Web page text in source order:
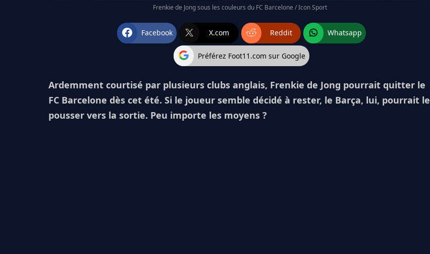
Frenkie de Jong sous les couleurs du FC Barcelone / Icon Sport
Facebook X.com Reddit Whatsapp
Préférez Foot11.com sur Google
Ardemment courtisé par plusieurs clubs anglais, Frenkie de Jong pourrait quitter le
FC Barcelone dès cet été. Si le joueur semble décidé à rester, le Barça, lui, pourrait le
pousser vers la sortie. Peu importe les moyens ?